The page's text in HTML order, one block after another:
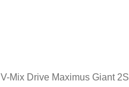
V-Mix Drive Maximus Giant 2S